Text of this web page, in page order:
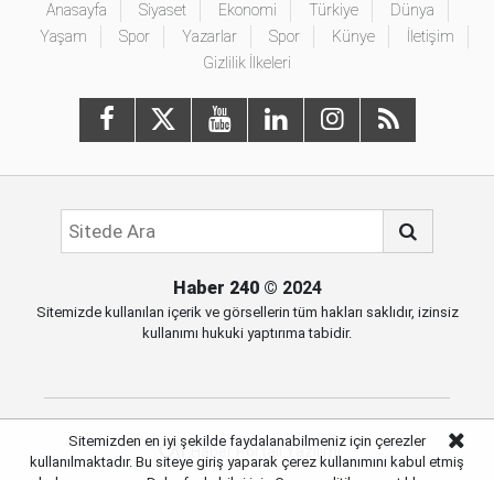
Anasayfa Siyaset Ekonomi Türkiye
Dünya
Yaşam
Spor Yazarlar Spor Künye
İletişim
Gizlilik İlkeleri
Haber 240© 2024
Sitemizde kullanılan içerik ve görsellerin tüm hakları saklıdır, izinsiz
kullanımı hukuki yaptırıma tabidir.
Haber Portalı Yazılımı
Sitemizden en iyi şekilde faydalanabilmeniz için çerezler
kullanılmaktadır. Bu siteye giriş yaparak çerez kullanımını kabul etmiş